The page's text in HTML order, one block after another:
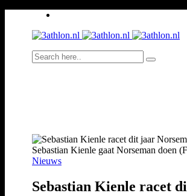
Sebastian Kienle gaat Norseman doen
Nieuws
Sebastian Kienle racet